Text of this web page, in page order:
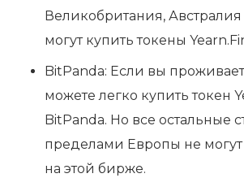
Великобритания,
могут купить токены
BitPanda: Если вы
можете легко купить токен
BitPanda. Но все остальные
пределами Европы не могут
на этой бирже.